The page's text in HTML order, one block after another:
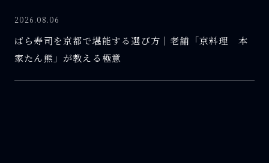
2026.08.06
ばら寿司を京都で堪能する選び方｜老舗「京料理 本
家たん熊」が教える極意